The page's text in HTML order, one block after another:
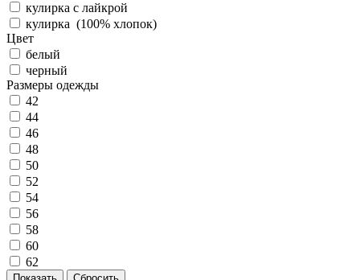
кулирка с лайкрой
кулирка (100% хлопок)
Цвет
белый
черный
Размеры одежды
42
44
46
48
50
52
54
56
58
60
62